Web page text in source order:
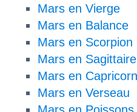
Mars en Vierge
Mars en Balance
Mars en Scorpion
Mars en Sagittaire
Mars en
Mars en Verseau